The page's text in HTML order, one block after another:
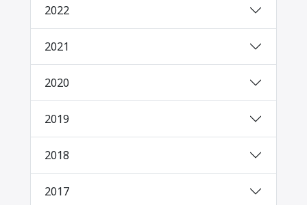
2022
2021
2020
2019
2018
2017